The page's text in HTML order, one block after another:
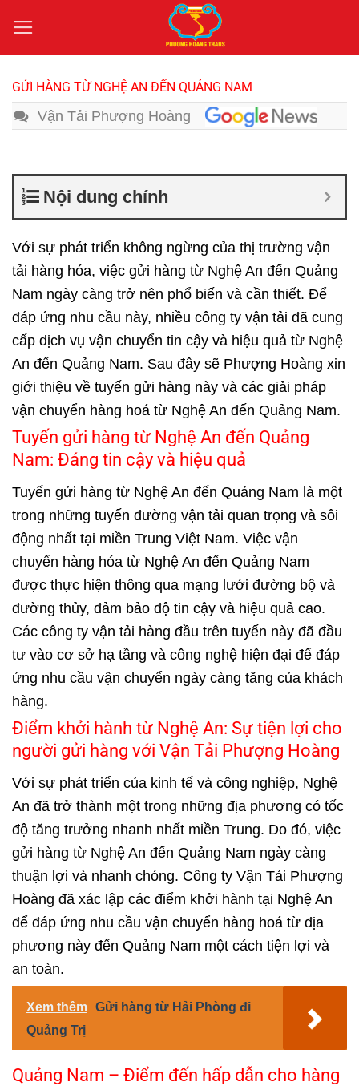
qua
nội
dung
GỬI HÀNG TỪ NGHỆ AN ĐẾN QUẢNG NAM
Vận Tải Phượng Hoàng
Nội dung chính
Với sự phát triển không ngừng của thị trường vận
tải hàng hóa, việc gửi hàng từ Nghệ An đến Quảng
Nam ngày càng trở nên phổ biến và cần thiết. Để
đáp ứng nhu cầu này, nhiều công ty vận tải đã cung
cấp dịch vụ vận chuyển tin cậy và hiệu quả từ Nghệ
An đến Quảng Nam. Sau đây sẽ Phượng Hoàng xin
giới thiệu về tuyến gửi hàng này và các giải pháp
vận chuyển hàng hoá từ Nghệ An đến Quảng Nam.
Tuyến gửi hàng từ Nghệ An đến Quảng
Nam: Đáng tin cậy và hiệu quả
Tuyến gửi hàng từ Nghệ An đến Quảng Nam là một
trong những tuyến đường vận tải quan trọng và sôi
động nhất tại miền Trung Việt Nam. Việc vận
chuyển hàng hóa từ Nghệ An đến Quảng Nam
được thực hiện thông qua mạng lưới đường bộ và
đường thủy, đảm bảo độ tin cậy và hiệu quả cao.
Các công ty vận tải hàng đầu trên tuyến này đã đầu
tư vào cơ sở hạ tầng và công nghệ hiện đại để đáp
ứng nhu cầu vận chuyển ngày càng tăng của khách
hàng.
Điểm khởi hành từ Nghệ An: Sự tiện lợi cho
người gửi hàng với Vận Tải Phượng Hoàng
Với sự phát triển của kinh tế và công nghiệp, Nghệ
An đã trở thành một trong những địa phương có tốc
độ tăng trưởng nhanh nhất miền Trung. Do đó, việc
gửi hàng từ Nghệ An đến Quảng Nam ngày càng
thuận lợi và nhanh chóng. Công ty Vận Tải Phượng
Hoàng đã xác lập các điểm khởi hành tại Nghệ An
để đáp ứng nhu cầu vận chuyển hàng hoá từ địa
phương này đến Quảng Nam một cách tiện lợi và
an toàn.
Xem thêm Gửi hàng từ Hải Phòng đi
Quảng Trị
Quảng Nam – Điểm đến hấp dẫn cho hàng